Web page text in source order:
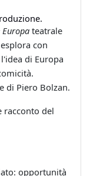
Europa teatrale
con
di Europa
di Piero Bolzan.
racconto del
opportunità